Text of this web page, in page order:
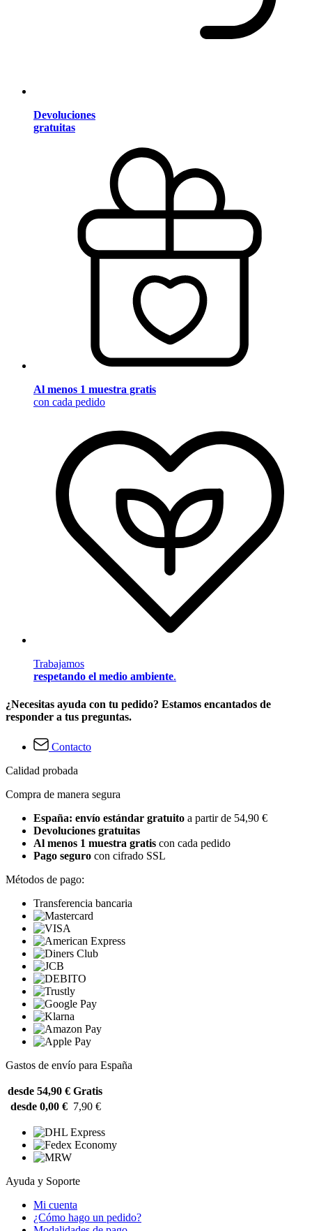
Devoluciones
gratuitas
Al menos 1 muestra gratis
con cada pedido
Trabajamos
respetando el medio ambiente.
¿Necesitas ayuda con tu pedido? Estamos encantados de
responder a tus preguntas.
Contacto
Calidad probada
Compra de manera segura
España: envío estándar gratuito a partir de 54,90 €
Devoluciones gratuitas
Al menos 1 muestra gratis con cada pedido
Pago seguro con cifrado SSL
Métodos de pago:
Transferencia bancaria
Gastos de envío para España
desde 54,90 € Gratis
desde 0,00 € 7,90 €
Ayuda y Soporte
Mi cuenta
¿Cómo hago un pedido?